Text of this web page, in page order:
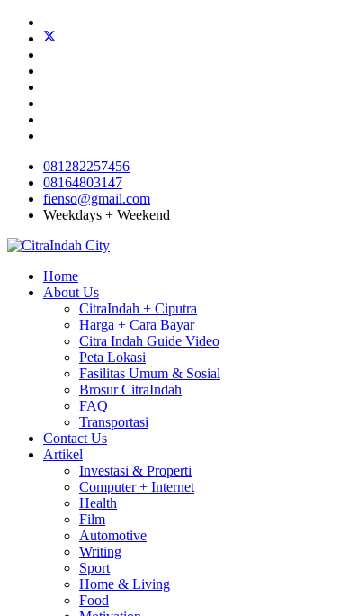
081282257456
08164803147
fienso@gmail.com
Weekdays + Weekend
Home
About Us
CitraIndah + Ciputra
Harga + Cara Bayar
Citra Indah Guide Video
Peta Lokasi
Fasilitas Umum & Sosial
Brosur CitraIndah
FAQ
Transportasi
Contact Us
Artikel
Investasi & Properti
Computer + Internet
Health
Film
Automotive
Writing
Sport
Home & Living
Food